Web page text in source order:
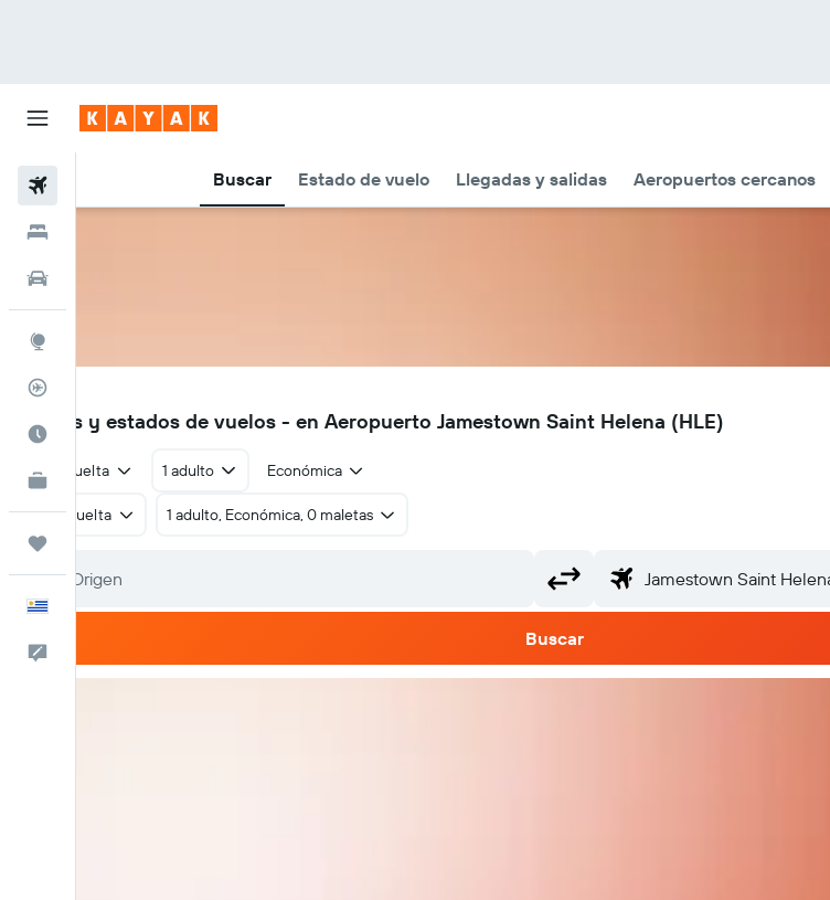
Buscar Estado de vuelo Llegadas y salidas Aeropuertos cercanos
Cuándo ir
KAYAK for Business
NUEVO
HLE
Vuelos y estados de vuelos - en Aeropuerto Jamestown Saint Helena (HLE)
Ida y vuelta 1 adulto Económica
Ida y vuelta 1 adulto, Económica, 0 maletas
Buscar